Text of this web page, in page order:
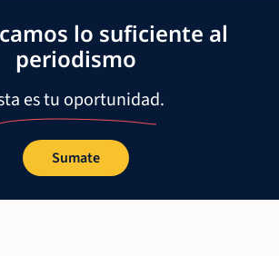
lo suficiente al
periodismo
es tu oportunidad.
Sumate